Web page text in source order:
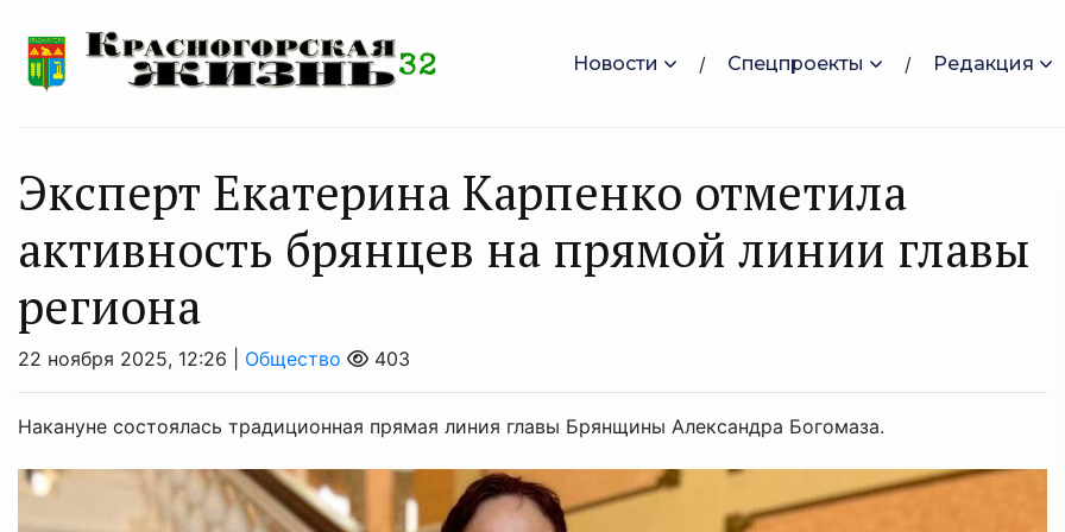
Новости Спецпроекты Редакция
Эксперт Екатерина Карпенко отметила
активность брянцев на прямой линии главы
региона
22 ноября 2025, 12:26 | Общество 403
Накануне состоялась традиционная прямая линия главы Брянщины Александра Богомаза.